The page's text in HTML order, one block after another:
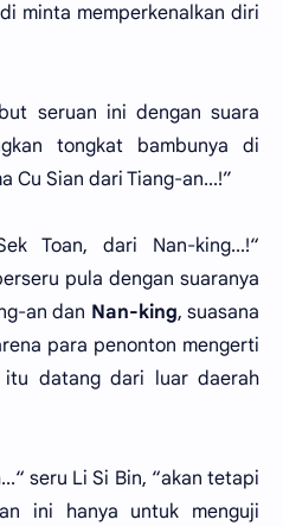
minta memperkenalkan diri
seruan ini dengan suara
tongkat bambunya di
Cu Sian dari Tiang-an...!”
Toan, dari Nan-king...!“
pula dengan suaranya
an dan Nan-king, suasana
para penonton mengerti
datang dari luar daerah
seru Li Si Bin, “akan tetapi
ini hanya untuk menguji